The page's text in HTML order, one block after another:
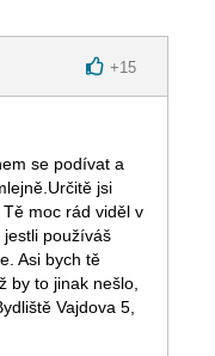
+15
se podívat a
jsi
moc rád viděl v
používáš
Asi bych tě
by to jinak nešlo,
Vajdova 5,